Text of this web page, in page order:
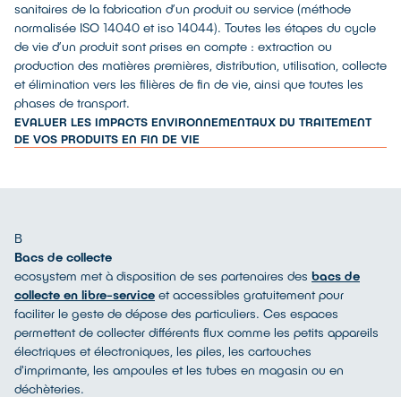
sanitaires de la fabrication d’un produit ou service (méthode
normalisée ISO 14040 et iso 14044). Toutes les étapes du cycle
de vie d’un produit sont prises en compte : extraction ou
production des matières premières, distribution, utilisation, collecte
et élimination vers les filières de fin de vie, ainsi que toutes les
phases de transport.
EVALUER LES IMPACTS ENVIRONNEMENTAUX DU TRAITEMENT
DE VOS PRODUITS EN FIN DE VIE
B
Bacs de collecte
ecosystem met à disposition de ses partenaires des bacs de
collecte en libre-service et accessibles gratuitement pour
faciliter le geste de dépose des particuliers. Ces espaces
permettent de collecter différents flux comme les petits appareils
électriques et électroniques, les piles, les cartouches
d'imprimante, les ampoules et les tubes en magasin ou en
déchèteries.